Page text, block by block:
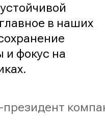
в наших
и фокус на